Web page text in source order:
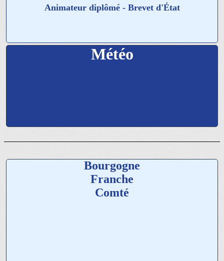
Animateur diplômé - Brevet d'État
Météo
Bourgogne
Franche
Comté